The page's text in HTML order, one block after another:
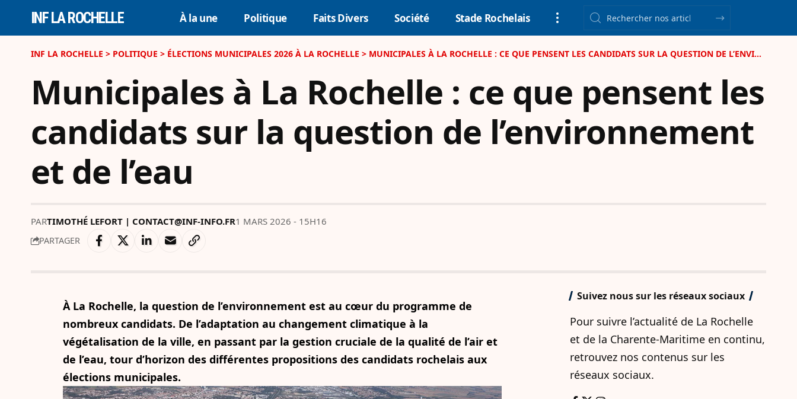
INF LA ROCHELLE À la une Politique Faits Divers Société Stade Rochelais
INF LA ROCHELLE > POLITIQUE > ÉLECTIONS MUNICIPALES 2026 À LA ROCHELLE > MUNICIPALES À LA ROCHELLE : CE QUE PENSENT LES CANDIDATS SUR LA QUESTION DE L’ENVIRONNEMENT ET DE L’EAU
Municipales à La Rochelle : ce que pensent les
candidats sur la question de l’environnement
et de l’eau
PARTIMOTHÉ LEFORT | CONTACT@INF-INFO.FR1 MARS 2026 - 15H16
PARTAGER
À La Rochelle, la question de l’environnement est au cœur du programme de
nombreux candidats. De l’adaptation au changement climatique à la
végétalisation de la ville, en passant par la gestion cruciale de la qualité de l’air et
de l’eau, tour d’horizon des différentes propositions des candidats rochelais aux
élections municipales.
Suivez nous sur les réseaux sociaux
Pour suivre l’actualité de La Rochelle
et de la Charente-Maritime en continu,
retrouvez nos contenus sur les
réseaux sociaux.